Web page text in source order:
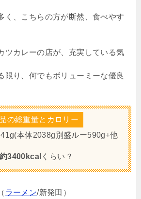
く、こちらの方が断然、食べやす
ツカレーの店が、充実している気
限り、何でもボリューミーな優良
の総重量とカロリー
本体2038g別盛ルー590g+他
約3400kcal くらい？
（ ラーメン/新発田）